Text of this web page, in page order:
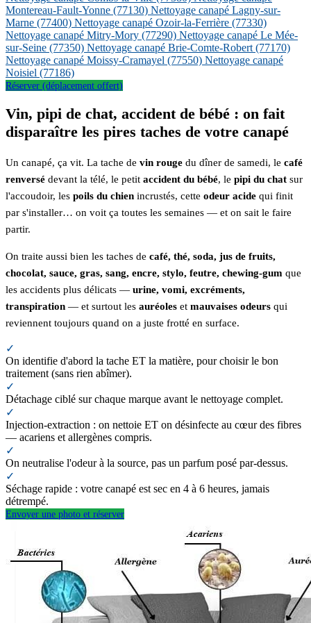
Montereau-Fault-Yonne (77130) Nettoyage canapé Lagny-sur-
Marne (77400) Nettoyage canapé Ozoir-la-Ferrière (77330)
Nettoyage canapé Mitry-Mory (77290) Nettoyage canapé Le Mée-
sur-Seine (77350) Nettoyage canapé Brie-Comte-Robert(77170)
Nettoyage canapé Moissy-Cramayel (77550) Nettoyage canapé
Noisiel (77186)
Réserver (déplacement offert)
Vin, pipi de chat, accident de bébé : on fait
disparaître les pires taches de votre canapé
Un canapé, ça vit. La tache de vin rouge du dîner de samedi, le café
renversé devant la télé, le petit accident du bébé, le pipi du chat sur
l'accoudoir, les poils du chien incrustés, cette odeur acide qui finit
par s'installer… on voit ça toutes les semaines — et on sait le faire
partir.
On traite aussi bien les taches de café, thé, soda, jus de fruits,
chocolat, sauce, gras, sang, encre, stylo, feutre, chewing-gum que
les accidents plus délicats — urine, vomi, excréments,
transpiration — et surtout les auréoles et mauvaises odeurs qui
reviennent toujours quand on a juste frotté en surface.
✓
On identifie d'abord la tache ET la matière, pour choisir le bon
traitement (sans rien abîmer).
✓
Détachage ciblé sur chaque marque avant le nettoyage complet.
✓
Injection-extraction : on nettoie ET on désinfecte au cœur des fibres
— acariens et allergènes compris.
✓
On neutralise l'odeur à la source, pas un parfum posé par-dessus.
✓
Séchage rapide : votre canapé est sec en 4 à 6 heures, jamais
détrempé.
Envoyer une photo et réserver